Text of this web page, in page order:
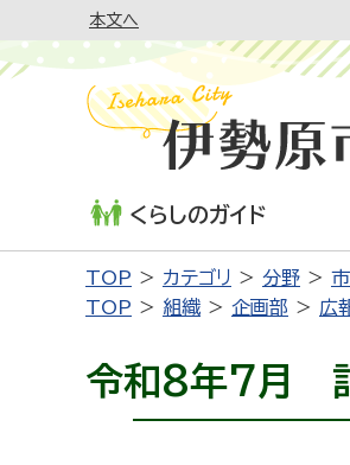
本文へ
くらしのガイド
TOP カテゴリ 分野
TOP
組織 企画部 広
令和8年7月